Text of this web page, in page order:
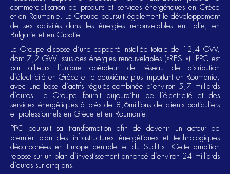
commercialisation de produits et services énergétiques en Grèce
et en Roumanie. Le Groupe poursuit également le développement
de ses activités dans les énergies renouvelables en Italie, en
Bulgarie et en Croatie.
Le Groupe dispose d’une capacité installée totale de 12,4 GW,
dont 7,2 GW issus des énergies renouvelables («RES »). PPC est
par ailleurs l’unique opérateur de réseau de distribution
d’électricité en Grèce et le deuxième plus important en Roumanie,
avec une base d’actifs régulés combinée d’environ 5,7 milliards
d’euros. Le Groupe fournit aujourd’hui de l’électricité et des
services énergétiques à près de 8,6millions de clients particuliers
et professionnels en Grèce et en Roumanie.
PPC poursuit sa transformation afin de devenir un acteur de
premier plan des infrastructures énergétiques et technologiques
décarbonées en Europe centrale et du Sud-Est. Cette ambition
repose sur un plan d’investissement annoncé d’environ 24 milliards
d’euros sur cinq ans.